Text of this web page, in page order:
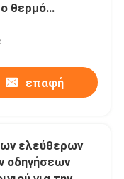
θερμό
επαφή
ελεύθερων
οδηγήσεων